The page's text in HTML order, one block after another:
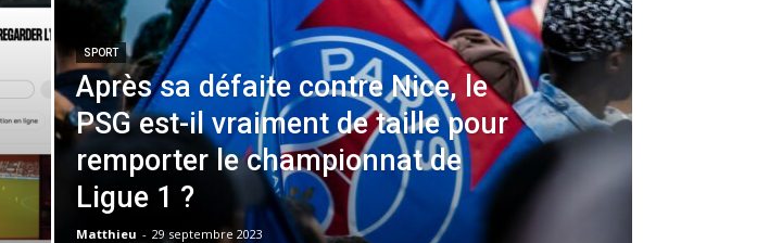
SPORT
Après sa défaite contre Nice, le
PSG est-il vraiment de taille pour
remporter le championnat de
Ligue 1 ?
Matthieu - 29 septembre 2023